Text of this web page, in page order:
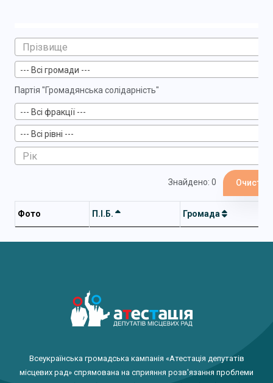
--- Всі громади ---
Партія "Громадянська солідарність"
--- Всі фракції ---
--- Всі рівні ---
Знайдено: 0
Фото П.І.Б. Громада
Всеукраїнська громадська кампанія «Атестація депутатів
місцевих рад» спрямована на сприяння розв'язання проблеми